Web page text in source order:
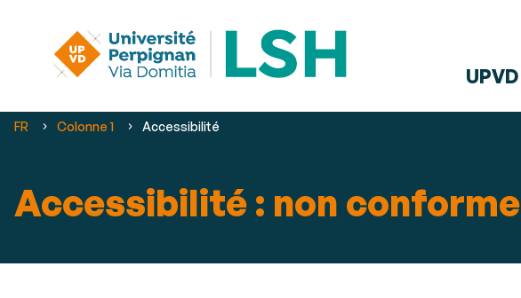
UPVD
Vous
FR Colonne 1 Accessibilité
Accessibilité : non conforme